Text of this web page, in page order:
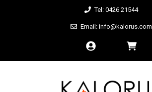
Tel: 0426 21544
Email: info@kalorus.com